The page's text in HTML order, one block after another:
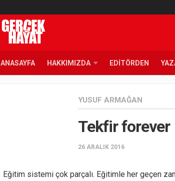
ANASAYFA HAKKIMIZDA EDITÖRDEN
YUSUF ARMAĞAN
Tekfir forever
26 ARALIK 2016
Eğitim sistemi çok parçalı. Eğitimle her geçen